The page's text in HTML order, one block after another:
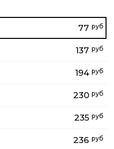
77 руб
137 руб
194 руб
230 руб
235 руб
236 руб